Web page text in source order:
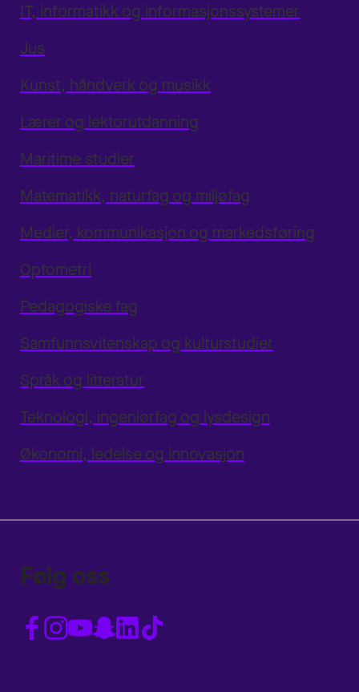
IT, informatikk og informasjonssystemer
Jus
Kunst, håndverk og musikk
Lærer og lektorutdanning
Maritime studier
Matematikk, naturfag og miljøfag
Medier, kommunikasjon og markedsføring
Optometri
Pedagogiske fag
Samfunnsvitenskap og kulturstudier
Språk og litteratur
Teknologi, ingeniørfag og lysdesign
Økonomi, ledelse og innovasjon
Følg oss